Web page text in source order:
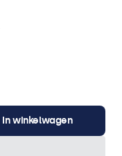
In winkelwagen